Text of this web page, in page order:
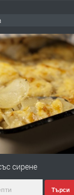
АПАРТАМЕНТ В
ХАСКОВО
Давам гараж под
№4120 Магазин/
градската градина!
сирене
Търси